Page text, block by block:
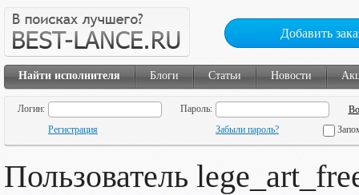
Добавить
Найти исполнителя Блоги Статьи Новости
Логин:
Пароль:
Регистрация
Забыли пароль?
Пользователь